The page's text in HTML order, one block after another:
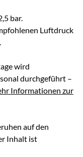
bar.
Luftdruck
wird
durchgeführt –
Informationen zur
auf den
Inhalt ist